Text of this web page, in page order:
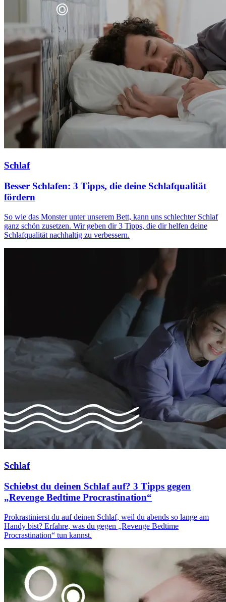
Schlaf
Besser Schlafen: 3 Tipps, die deine Schlafqualität
fördern
So wie das Monster unter unserem Bett, kann uns schlechter Schlaf
ganz schön zusetzen. Wir geben dir 3 Tipps, die dir helfen deine
Schlafqualität nachhaltig zu verbessern.
Schlaf
Schiebst du deinen Schlaf auf? 3 Tipps gegen
„Revenge Bedtime Procrastination“
Prokrastinierst du auf deinen Schlaf, weil du abends so lange am
Handy bist? Erfahre, was du gegen „Revenge Bedtime
Procrastination“ tun kannst.